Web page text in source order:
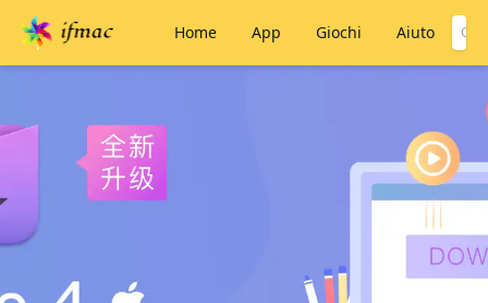
Home App Giochi Aiuto